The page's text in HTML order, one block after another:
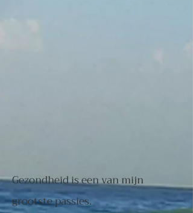
Gezondheid is een van mijn
grootste passies.